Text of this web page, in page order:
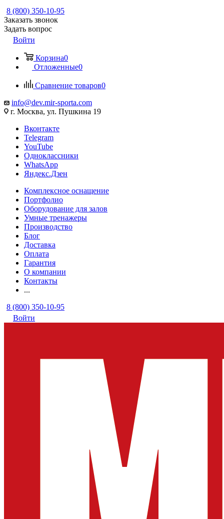
8 (800) 350-10-95
Заказать звонок
Задать вопрос
Войти
Корзина0
Отложенные0
Сравнение товаров0
info@dev.mir-sporta.com
г. Москва, ул. Пушкина 19
Вконтакте
Telegram
YouTube
Одноклассники
WhatsApp
Яндекс.Дзен
Комплексное оснащение
Портфолио
Оборудование для залов
Умные тренажеры
Производство
Блог
Доставка
Оплата
Гарантия
О компании
Контакты
...
8 (800) 350-10-95
Войти